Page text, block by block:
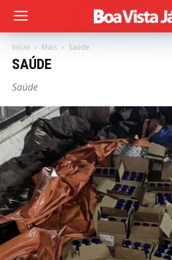
Início Mais Saúde
SAÚDE
Saúde